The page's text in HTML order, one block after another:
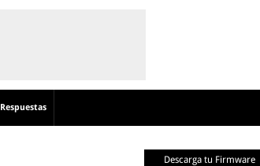
Respuestas
Descarga tu Firmware